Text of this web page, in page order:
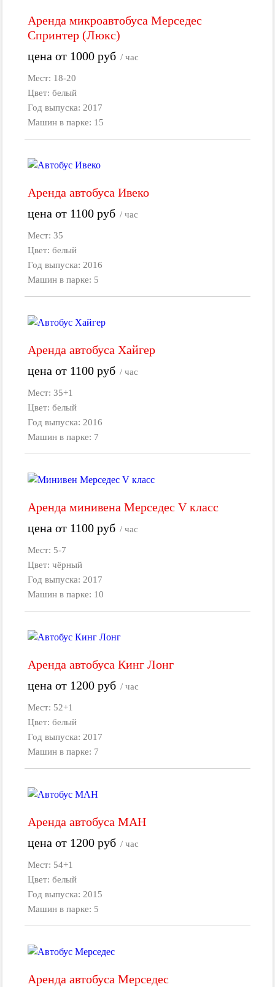
Аренда микроавтобуса Мерседес
Спринтер (Люкс)
цена от 1000руб / час
Мест: 18-20
Цвет: белый
Год выпуска: 2017
Машин в парке: 15
Аренда автобуса Ивеко
цена от 1100руб / час
Мест: 35
Цвет: белый
Год выпуска: 2016
Машин в парке: 5
Аренда автобуса Хайгер
цена от 1100руб / час
Мест: 35+1
Цвет: белый
Год выпуска: 2016
Машин в парке: 7
Аренда минивена Мерседес V класс
цена от 1100руб / час
Мест: 5-7
Цвет: чёрный
Год выпуска: 2017
Машин в парке: 10
Аренда автобуса Кинг Лонг
цена от 1200руб / час
Мест: 52+1
Цвет: белый
Год выпуска: 2017
Машин в парке: 7
Аренда автобуса МАН
цена от 1200руб / час
Мест: 54+1
Цвет: белый
Год выпуска: 2015
Машин в парке: 5
Аренда автобуса Мерседес